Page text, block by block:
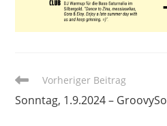
Weitere
ansehen
Vorheriger Beitrag
Sonntag, 1.9.2024 –